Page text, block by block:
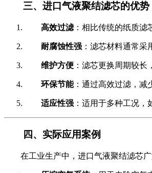
三、进口气液聚结滤芯的优势
高效过滤 ：相比传统的纸质
耐腐蚀性强 ：滤芯材料通常采
维护方便 ：滤芯更换周期较长
环保节能：通过高效过滤，减
适应性强 ：适用于多种工况，
四、实际应用案例
在工业生产中，进口气液聚结滤芯